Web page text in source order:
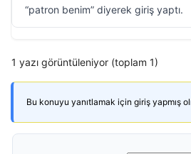
“patron benim” diyerek giriş yaptı.
1 yazı görüntüleniyor (toplam 1)
Bu konuyu yanıtlamak için giriş yapmış